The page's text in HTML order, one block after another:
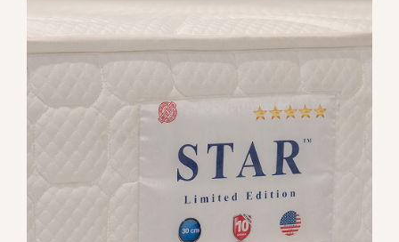
Η σειρά Premium προσφέρει μοναδική
ποιότητα με έμφαση στην άνεση και τη
στήριξη. Ειδικά σχεδιασμένα για να
εξασφαλίζουν έναν ξεκούραστο και
υποστηρικτικό ύπνο, προσφέρουν
απόλυτη αίσθηση χαλάρωσης.